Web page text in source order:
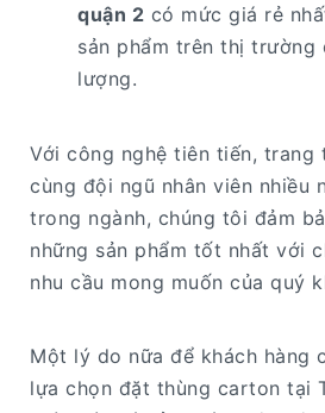
quận 2 có mức giá rẻ
sản phẩm trên thị trường
lượng.
Với công nghệ tiên tiến, trang
cùng đội ngũ nhân viên nhiều
trong ngành, chúng tôi đảm
những sản phẩm tốt nhất với
nhu cầu mong muốn của quý
Một lý do nữa để khách hàng
lựa chọn đặt thùng carton tại